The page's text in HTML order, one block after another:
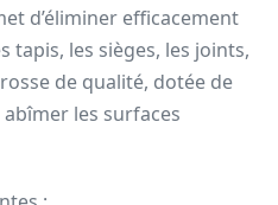
d’éliminer efficacement
tapis, les sièges, les joints,
de qualité, dotée de
les surfaces